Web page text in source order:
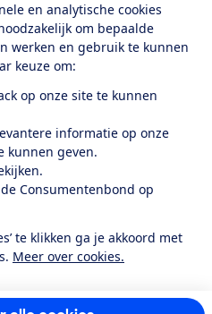
en analytische cookies
om bepaalde
werken en gebruik te kunnen
keuze om:
op onze site te kunnen
informatie op onze
kunnen geven.
Consumentenbond op
te klikken ga je akkoord met
Meer over cookies.
Privacyverklaring
Instagram
YoutubeLinkedIn
Consumentenbondmet gemiddeld